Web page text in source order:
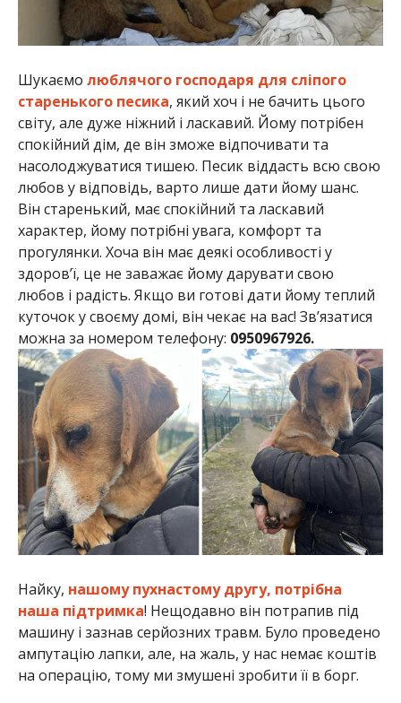
Шукаємо люблячого господаря для сліпого
старенького песика, який хоч і не бачить цього
світу, але дуже ніжний і ласкавий. Йому потрібен
спокійний дім, де він зможе відпочивати та
насолоджуватися тишею. Песик віддасть всю свою
любов у відповідь, варто лише дати йому шанс.
Він старенький, має спокійний та ласкавий
характер, йому потрібні увага, комфорт та
прогулянки. Хоча він має деякі особливості у
здоров’ї, це не заважає йому дарувати свою
любов і радість. Якщо ви готові дати йому теплий
куточок у своєму домі, він чекає на вас! Зв’язатися
можна за номером телефону: 0950967926.
Найку, нашому пухнастому другу, потрібна
наша підтримка! Нещодавно він потрапив під
машину і зазнав серйозних травм. Було проведено
ампутацію лапки, але, на жаль, у нас немає коштів
на операцію, тому ми змушені зробити її в борг.